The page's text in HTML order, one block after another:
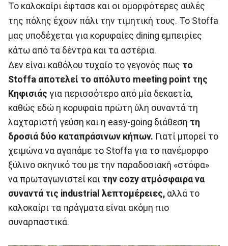
Το καλοκαίρι έφτασε και οι ομορφότερες αυλές
της πόλης έχουν πάλι την τιμητική τους. Το Stoffa
μας υποδέχεται για κορυφαίες dining εμπειρίες
κάτω από τα δέντρα και τα αστέρια.
Δεν είναι καθόλου τυχαίο το γεγονός πως το
Stoffa αποτελεί το απόλυτο meeting point της
Κηφισιάς για περισσότερο από μία δεκαετία,
καθώς εδώ η κορυφαία πρώτη ύλη συναντά τη
λαχταριστή γεύση και η easy-going διάθεση τη
δροσιά δύο καταπράσινων κήπων. Γιατί μπορεί το
χειμώνα να αγαπάμε το Stoffa για το πανέμορφο
ξύλινο σκηνικό του με την παραδοσιακή «στόφα»
να πρωταγωνιστεί και την cozy ατμόσφαιρα να
συναντά τις industrial λεπτομέρειες, αλλά το
καλοκαίρι τα πράγματα είναι ακόμη πιο
συναρπαστικά.